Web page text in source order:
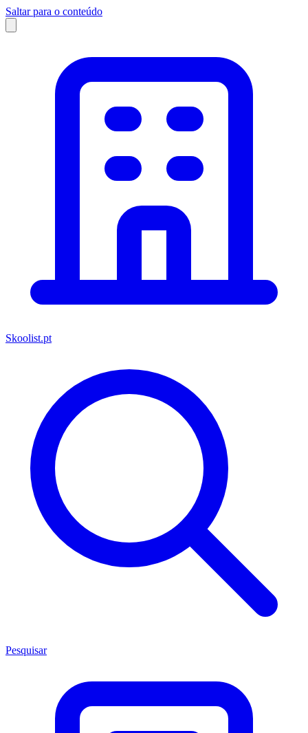
Saltar para o conteúdo
Skoolist.pt
Pesquisar